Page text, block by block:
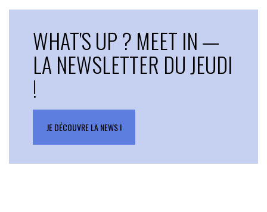
WHAT'S UP ? MEET IN —
LA NEWSLETTER DU JEUDI
!
JE DÉCOUVRE LA NEWS !